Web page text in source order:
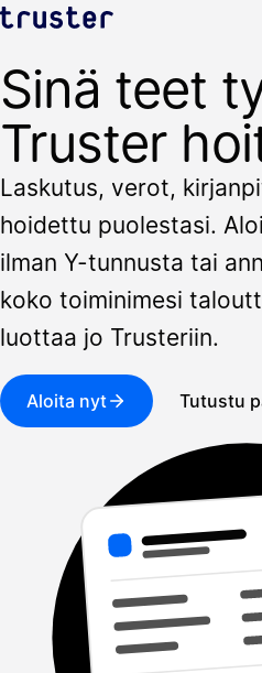
Ratkaisut
Kenelle
Resurssit
Kirjaudu sisään
Varaa esittely
Sinä teet
Truster
Laskutus, verot,
hoidettu puolestasi.
ilman Y-tunnusta tai
koko toiminimesi
luottaa jo Trusteriin.
Aloita nyt Tutustu